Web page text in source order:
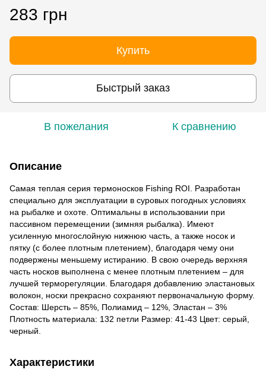
283 грн
Купить
Быстрый заказ
В пожелания К сравнению
Описание
Самая теплая серия термоносков Fishing ROI. Разработан
специально для эксплуатации в суровых погодных условиях
на рыбалке и охоте. Оптимальны в использовании при
пассивном перемещении (зимняя рыбалка). Имеют
усиленную многослойную нижнюю часть, а также носок и
пятку (с более плотным плетением), благодаря чему они
подвержены меньшему истиранию. В свою очередь верхняя
часть носков выполнена с менее плотным плетением – для
лучшей терморегуляции. Благодаря добавлению эластановых
волокон, носки прекрасно сохраняют первоначальную форму.
Состав: Шерсть – 85%, Полиамид – 12%, Эластан – 3%
Плотность материала: 132 петли Размер: 41-43 Цвет: серый,
черный.
Характеристики